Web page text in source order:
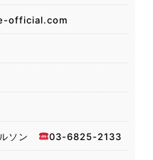
official.com
ソン 03-6825-2133